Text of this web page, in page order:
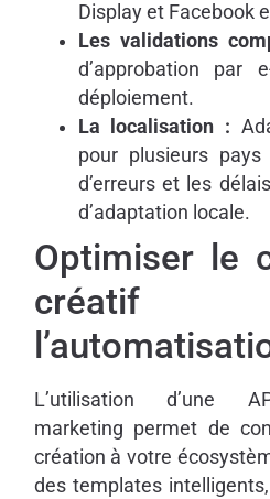
Display et Facebook
Les validations
d’approbation par
déploiement.
La localisation :
pour plusieurs
d’erreurs et les
d’adaptation locale.
Optimiser le
L’utilisation d’une
marketing permet de
création à votre
des templates